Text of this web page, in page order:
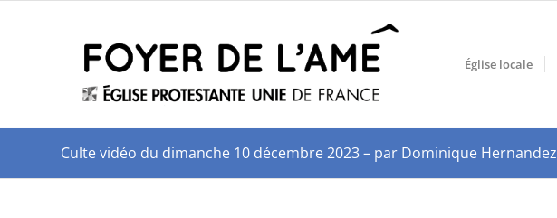
Église locale
Culte vidéo du dimanche 10 décembre 2023 – par Dominique Hernandez